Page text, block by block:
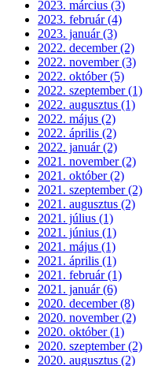
2023. március (3)
2023. február (4)
2023. január (3)
2022. december (2)
2022. november (3)
2022. október (5)
2022. szeptember (1)
2022. augusztus (1)
2022. május (2)
2022. április (2)
2022. január (2)
2021. november (2)
2021. október (2)
2021. szeptember (2)
2021. augusztus (2)
2021. július (1)
2021. június (1)
2021. május (1)
2021. április (1)
2021. február (1)
2021. január (6)
2020. december (8)
2020. november (2)
2020. október (1)
2020. szeptember (2)
2020. augusztus (2)